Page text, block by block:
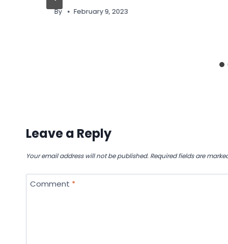
By February 9, 2023
Leave a Reply
Your email address will not be published. Required fields are
Comment *